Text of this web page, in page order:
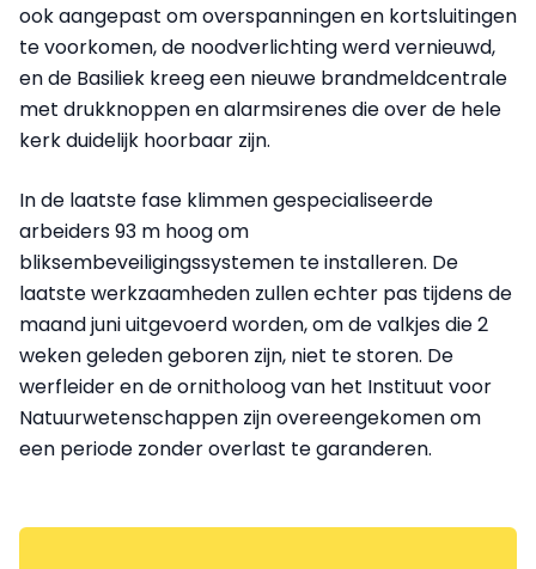
ook aangepast om overspanningen en kortsluitingen
te voorkomen, de noodverlichting werd vernieuwd,
en de Basiliek kreeg een nieuwe brandmeldcentrale
met drukknoppen en alarmsirenes die over de hele
kerk duidelijk hoorbaar zijn.
In de laatste fase klimmen gespecialiseerde
arbeiders 93 m hoog om
bliksembeveiligingssystemen te installeren. De
laatste werkzaamheden zullen echter pas tijdens de
maand juni uitgevoerd worden, om de valkjes die 2
weken geleden geboren zijn, niet te storen. De
werfleider en de ornitholoog van het Instituut voor
Natuurwetenschappen zijn overeengekomen om
een periode zonder overlast te garanderen.